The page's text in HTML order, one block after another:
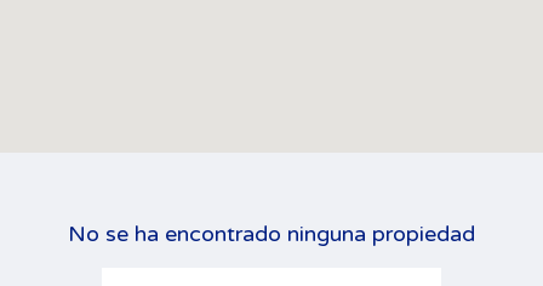
No se ha encontrado ninguna propiedad